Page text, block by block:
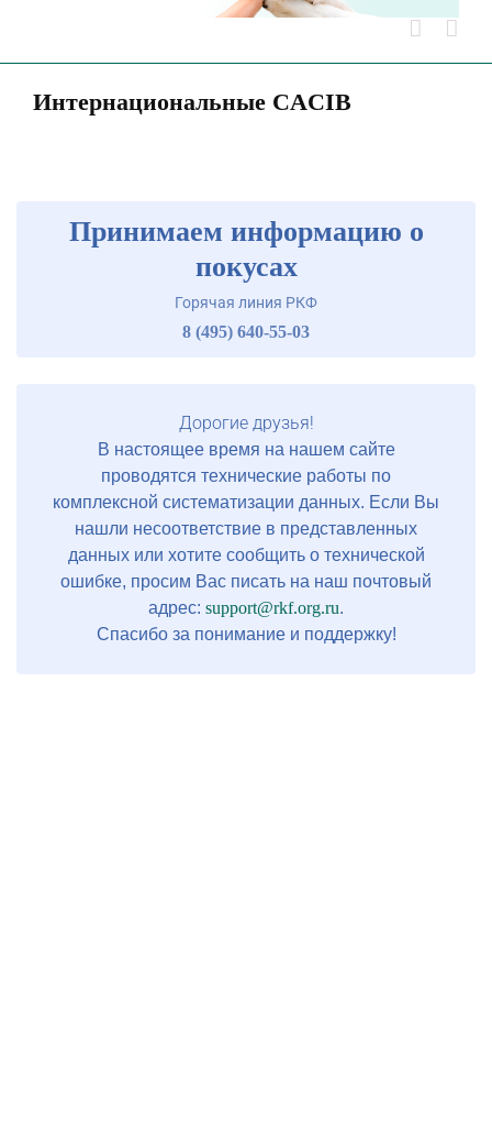
Интернациональные CACIB
Принимаем информацию о
покусах
Горячая линия РКФ
8 (495) 640-55-03
Дорогие друзья!
В настоящее время на нашем сайте
проводятся технические работы по
комплексной систематизации данных. Если Вы
нашли несоответствие в представленных
данных или хотите сообщить о технической
ошибке, просим Вас писать на наш почтовый
адрес: support@rkf.org.ru.
Спасибо за понимание и поддержку!